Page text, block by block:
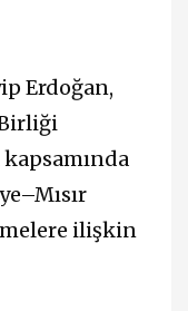
Erdoğan,
ilişkin